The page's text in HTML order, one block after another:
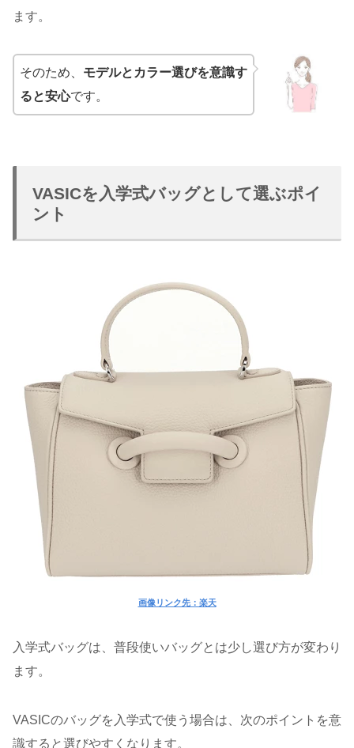
ます。
そのため、 モデルとカラー選びを意識す
ると安心です。
VASICを入学式バッグとして選ぶポイ
ント
画像リンク先：楽天
入学式バッグは、普段使いバッグとは少し選び方が変わり
ます。
VASICのバッグを入学式で使う場合は、次のポイントを意
識すると選びやすくなります。